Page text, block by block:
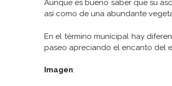
Aunque es bueno saber que su
así como de una abundante
En el término municipal hay
paseo apreciando el encanto del
Imagen: